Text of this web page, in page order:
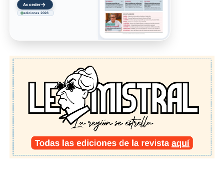
Acceder→
ediciones 2026